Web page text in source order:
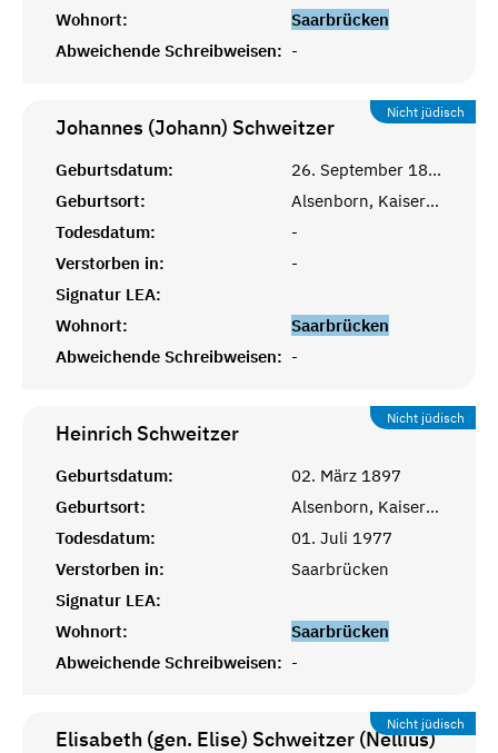
Wohnort:
Saarbrücken
Abweichende Schreibweisen: -
Nicht jüdisch
Johannes (Johann) Schweitzer
Geburtsdatum:
26. September 1893
Geburtsort:
Alsenborn, Kaiserslautern
Todesdatum:
-
Verstorben in:
-
Signatur LEA:
Wohnort:
Saarbrücken
Abweichende Schreibweisen: -
Nicht jüdisch
Heinrich Schweitzer
Geburtsdatum:
02. März 1897
Geburtsort:
Alsenborn, Kaiserslautern
Todesdatum:
01. Juli 1977
Verstorben in:
Saarbrücken
Signatur LEA:
Wohnort:
Saarbrücken
Abweichende Schreibweisen: -
Nicht jüdisch
Elisabeth (gen. Elise) Schweitzer (Nellius)